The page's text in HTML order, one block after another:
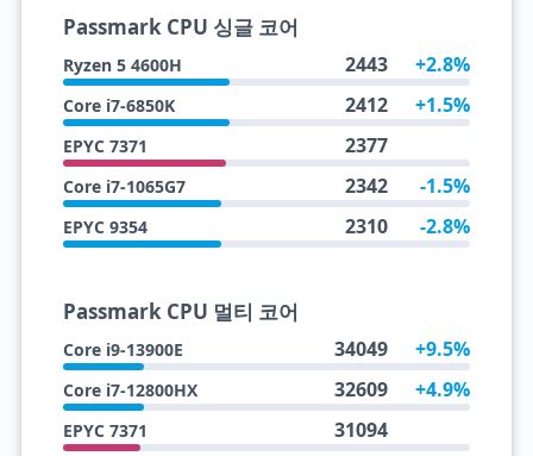
Passmark CPU 싱글 코어
Ryzen 5 4600H 2443 +2.8%
Core i7-6850K 2412 +1.5%
EPYC 7371 2377
Core i7-1065G7 2342 -1.5%
EPYC 9354 2310 -2.8%
Passmark CPU 멀티 코어
Core i9-13900E 34049 +9.5%
Core i7-12800HX 32609 +4.9%
EPYC 7371 31094